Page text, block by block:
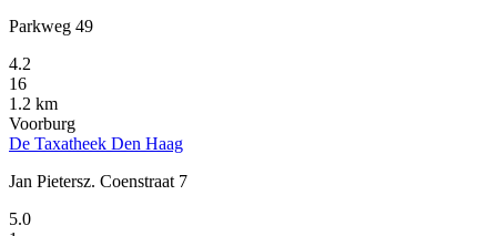
Parkweg 49
4.2
16
1.2 km
Voorburg
De Taxatheek Den Haag
Jan Pietersz. Coenstraat 7
5.0